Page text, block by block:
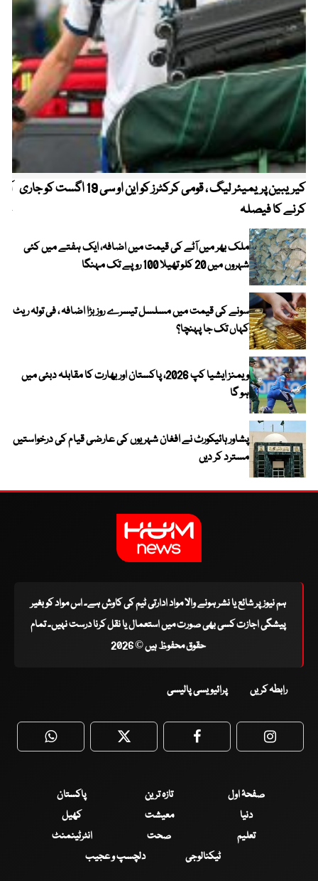
کیریبین پریمیئر لیگ ، قومی کرکٹرز کو این او سی 19 اگست کو جاری
کرنے کا فیصلہ
ملک بھر میں آٹے کی قیمت میں اضافہ، ایک ہفتے میں کئی
شہروں میں 20 کلو تھیلا 100 روپے تک مہنگا
سونے کی قیمت میں مسلسل تیسرے روز بڑا اضافہ ، فی تولہ ریٹ
کہاں تک جا پہنچا؟
ویمنز ایشیا کپ 2026، پاکستان اور بھارت کا مقابلہ دبئی میں
ہو گا
پشاور ہائیکورٹ نے افغان شہریوں کی عارضی قیام کی درخواستیں
مسترد کر دیں
ہم نیوز پر شائع یا نشر ہونے والا مواد ادارتی ٹیم کی کاوش ہے۔ اس مواد کو بغیر
پیشگی اجازت کسی بھی صورت میں استعمال یا نقل کرنا درست نہیں۔ تمام
حقوق محفوظ ہیں © 2026
رابطہ کریں پرائیویسی پالیسی
WhatsApp Twitter Facebook
صفحۂ اول تازہ ترین
پاکستان
دنیا
معیشت
کھیل
تعلیم
صحت
انٹرٹینمنٹ
ٹیکنالوجی
دلچسپ و عجیب